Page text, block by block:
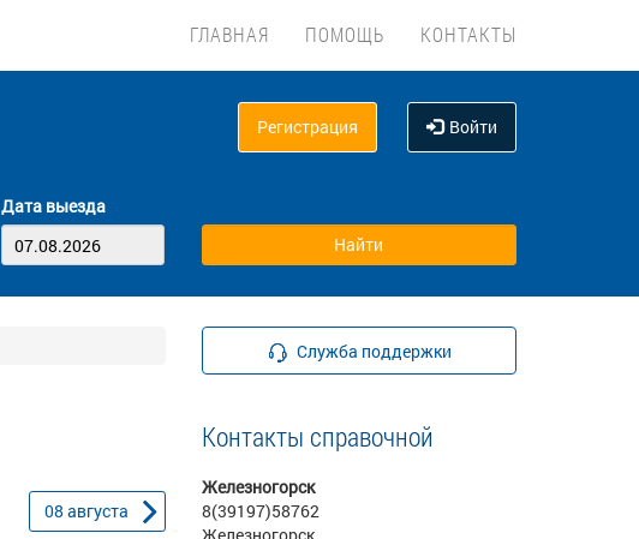
ГЛАВНАЯ ПОМОЩЬ КОНТАКТЫ
Регистрация Войти
Дата выезда
08 августа
Служба поддержки
Контакты справочной
Железногорск
8(39197)58762